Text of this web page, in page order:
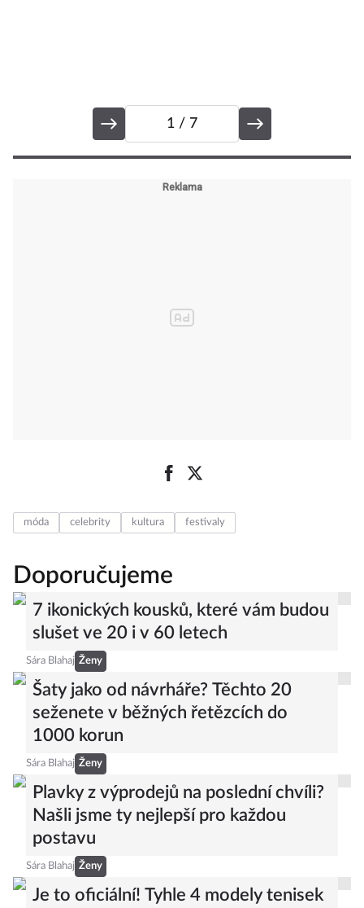
1 / 7
móda celebrity kultura festivaly
Doporučujeme
7 ikonických kousků, které vám budou
slušet ve 20 i v 60 letech
Sára Blahaj Ženy
Šaty jako od návrháře? Těchto 20
seženete v běžných řetězcích do
1000 korun
Sára Blahaj Ženy
Plavky z výprodejů na poslední chvíli?
Našli jsme ty nejlepší pro každou
postavu
Sára Blahaj Ženy
Je to oficiální! Tyhle 4 modely tenisek